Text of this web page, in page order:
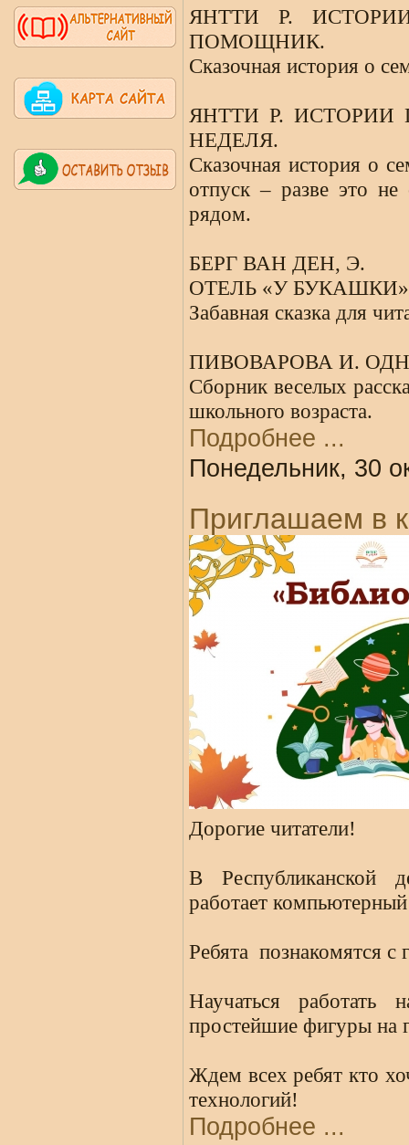
ЯНТТИ Р.
ПОМОЩНИК.
Сказочная история о
ЯНТТИ Р.
НЕДЕЛЯ.
Сказочная история о
отпуск – разве это
рядом.
БЕРГ ВАН ДЕН, Э.
ОТЕЛЬ «У
Забавная сказка для
ПИВОВАРОВА И.
Сборник веселых
школьного возраста.
Подробнее ...
Понедельник, 30
Приглашаем в
Дорогие читатели!
В Республиканской
работает
Ребята познакомятся
Научаться работать
простейшие фигуры на
Ждем всех ребят кто
технологий!
Подробнее ...